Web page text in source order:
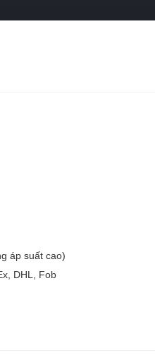
áp suất cao)
DHL, Fob